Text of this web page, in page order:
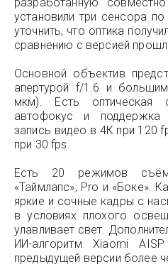
установили три сенсора
уточнить, что оптика
сравнению с версией
Основной объектив
апертурой f/1.6 и
мкм). Есть оптическая
автофокус и поддержка
запись видео в 4К при 120
при 30 fps.
Есть 20 режимов
«‎Таймлапс», Pro и «Боке».
яркие и сочные кадры с
в условиях плохого
улавливает свет.
ИИ-алгоритм Xiaomi
предыдущей версии более